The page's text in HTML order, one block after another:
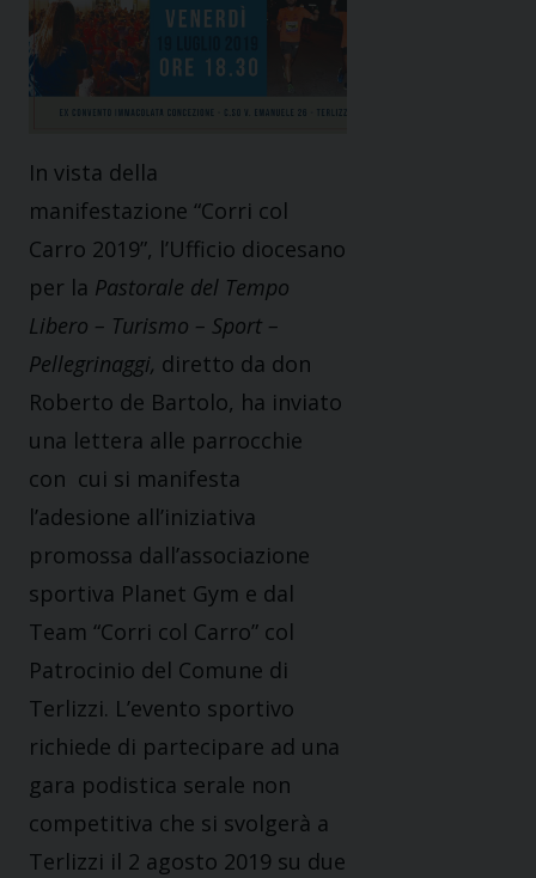
In vista della
manifestazione “Corri col
Carro 2019”, l’Ufficio diocesano
per la Pastorale del Tempo
Libero – Turismo – Sport –
Pellegrinaggi, diretto da don
Roberto de Bartolo, ha inviato
una lettera alle parrocchie
con cui si manifesta
l’adesione all’iniziativa
promossa dall’associazione
sportiva Planet Gym e dal
Team “Corri col Carro” col
Patrocinio del Comune di
Terlizzi. L’evento sportivo
richiede di partecipare ad una
gara podistica serale non
competitiva che si svolgerà a
Terlizzi il 2 agosto 2019 su due